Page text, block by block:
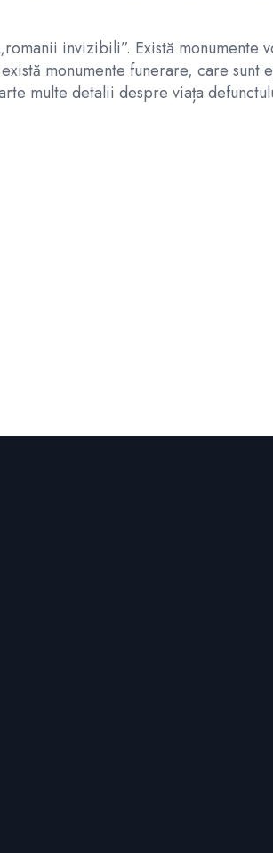
invizibili”. Există
monumente funerare, care
multe detalii despre viața